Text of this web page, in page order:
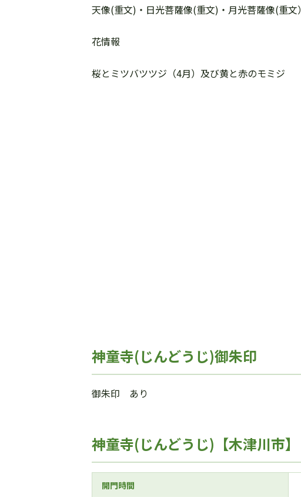
天像(重文)・日光菩薩像(重文)・月光菩薩像(重文）
花情報
桜とミツバツツジ（4月）及び黄と赤のモミジ
神童寺(じんどうじ)御朱印
御朱印 あり
神童寺(じんどうじ)【木津川市】
開門時間